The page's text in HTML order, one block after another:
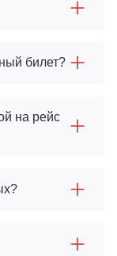
билет?
на рейс